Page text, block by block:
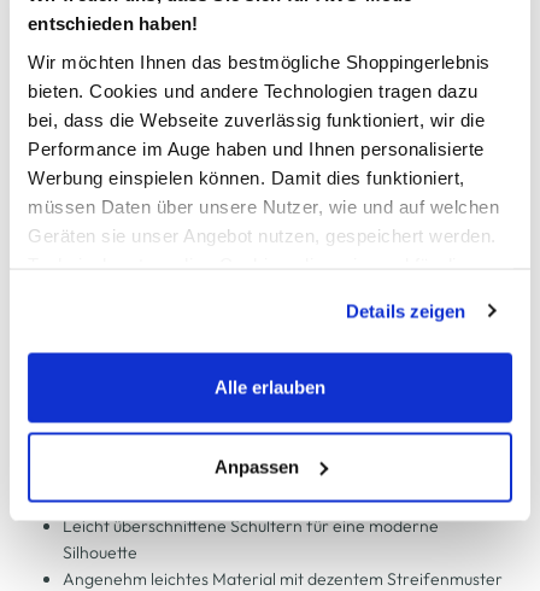
entschieden haben!
Wir möchten Ihnen das bestmögliche Shoppingerlebnis
bieten. Cookies und andere Technologien tragen dazu
bei, dass die Webseite zuverlässig funktioniert, wir die
Performance im Auge haben und Ihnen personalisierte
Werbung einspielen können. Damit dies funktioniert,
müssen Daten über unsere Nutzer, wie und auf welchen
Geräten sie unser Angebot nutzen, gespeichert werden.
werden, werden bei der Nutzung der Webseite auf jeden
Fall gesetzt. Cookies von Drittanbietern für Analyse- oder
Trackingzwecke werden nur dann aktiviert, wenn Sie das
erlauben" bzw. "Alle erlauben" klicken. Mehr dazu
(einschließlich der Möglichkeit, die Einwilligungserklärung
zu ändern oder zu widerrufen) erfahren Sie in unserem
Cookie-Hinweisbzw. derDatenschutzerklärung.
Details zeigen
Alle erlauben
Anpassen
Kostenfreie Rücksendung innerhalb 14 Tage
Kostenlose Filiallieferung in Ihre Wunschfiliale
Zur Wunschliste hinzufügen
Locker geschnittene Damen Hemdbluse von Mustang
Durchgehende Knopfleiste mit klassischen
Dezente Logo-Stickerei auf der Vorderseite als stilvoller
Akzent
Leicht überschnittene Schultern für eine moderne
Silhouette
Angenehm leichtes Material mit dezentem Streifenmuster